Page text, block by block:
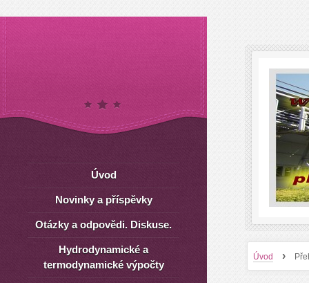
Úvod ›
Úvod
Novinky a příspěvky
Otázky a odpovědi. Diskuse.
Hydrodynamické a
termodynamické výpočty